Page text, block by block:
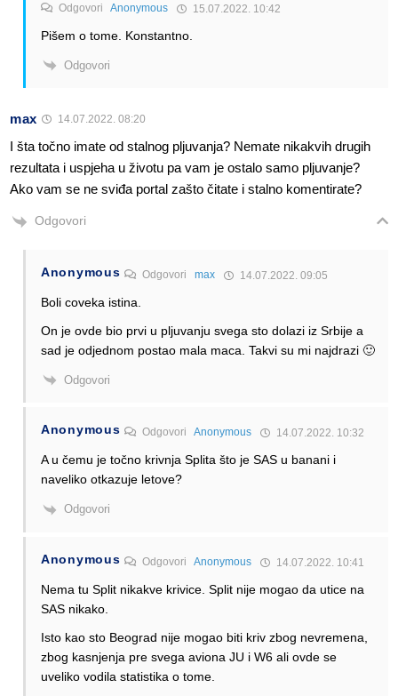
Odgovori Anonymous 15.07.2022. 10:42
Pišem o tome. Konstantno.
Odgovori
max 14.07.2022. 08:20
I šta točno imate od stalnog pljuvanja? Nemate nikakvih drugih
rezultata i uspjeha u životu pa vam je ostalo samo pljuvanje?
Ako vam se ne sviđa portal zašto čitate i stalno komentirate?
Odgovori
Anonymous Odgovorimax 14.07.2022. 09:05
Boli coveka istina.
On je ovde bio prvi u pljuvanju svega sto dolazi iz Srbije a
sad je odjednom postao mala maca. Takvi su mi najdrazi 🙂
Odgovori
Anonymous OdgovoriAnonymous 14.07.2022. 10:32
A u čemu je točno krivnja Splita što je SAS u banani i
naveliko otkazuje letove?
Odgovori
Anonymous OdgovoriAnonymous 14.07.2022. 10:41
Nema tu Split nikakve krivice. Split nije mogao da utice na
SAS nikako.
Isto kao sto Beograd nije mogao biti kriv zbog nevremena,
zbog kasnjenja pre svega aviona JU i W6 ali ovde se
uveliko vodila statistika o tome.